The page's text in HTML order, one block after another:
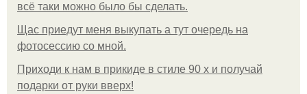
всё таки можно было бы сделать.
Щас приедут меня выкупать а тут очередь на
фотосессию со мной.
Приходи к нам в прикиде в стиле 90 х и получай
подарки от руки вверх!